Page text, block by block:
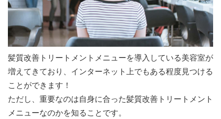
髪質改善トリートメントメニューを導入している美容室が
増えてきており、インターネット上でもある程度見つける
ことができます！
ただし、重要なのは自身に合った髪質改善トリートメント
メニューなのかを知ることです。